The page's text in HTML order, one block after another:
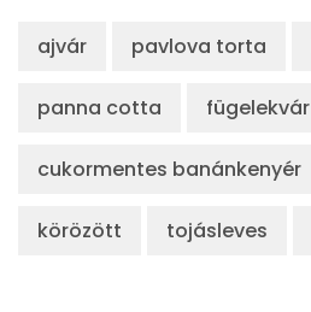
ajvár pavlova torta
panna cotta fügelekvár
cukormentes banánkenyér
körözött tojásleves